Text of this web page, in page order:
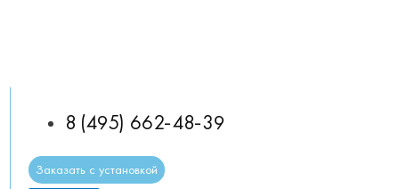
8 (495) 662-48-39
Заказать с установкой